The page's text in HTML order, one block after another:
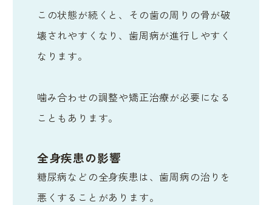
この状態が続くと、その歯の周りの骨が破
壊されやすくなり、歯周病が進行しやすく
なります。
噛み合わせの調整や矯正治療が必要になる
こともあります。
全身疾患の影響
糖尿病などの全身疾患は、歯周病の治りを
悪くすることがあります。